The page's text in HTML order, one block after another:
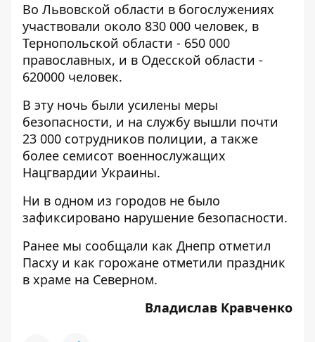
Во Львовской области в богослужениях
участвовали около 830 000 человек, в
Тернопольской области - 650 000
православных, и в Одесской области -
620000 человек.
В эту ночь были усилены меры
безопасности, и на службу вышли почти
23 000 сотрудников полиции, а также
более семисот военнослужащих
Нацгвардии Украины.
Ни в одном из городов не было
зафиксировано нарушение безопасности.
Ранее мы сообщали как Днепр отметил
Пасху и как горожане отметили праздник
в храме на Северном.
Владислав Кравченко